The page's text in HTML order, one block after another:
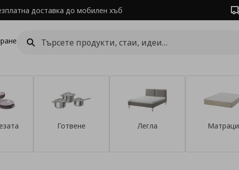
доставка до мобилен хъб
Готвене Легла Матраци